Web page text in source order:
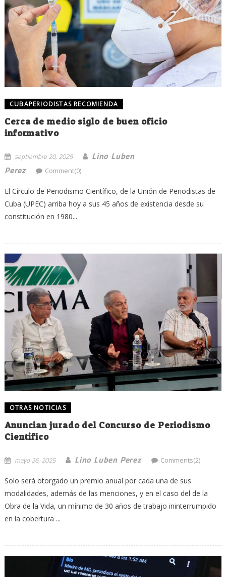
CUBAPERIODISTAS RECOMIENDA
Cerca de medio siglo de buen oficio
informativo
septiembre 20, 2025
Lino Luben
Perez
Comment(0)
El Círculo de Periodismo Científico, de la Unión de Periodistas de
Cuba (UPEC) arriba hoy a sus 45 años de existencia desde su
constitución en 1980...
OTRAS NOTICIAS
Anuncian jurado del Concurso de Periodismo
Científico
mayo 26, 2025 Lino Luben Perez Comments(2)
Solo será otorgado un premio anual por cada una de sus
modalidades, además de las menciones, y en el caso del de la
Obra de la Vida, un mínimo de 30 años de trabajo ininterrumpido
en la cobertura ...